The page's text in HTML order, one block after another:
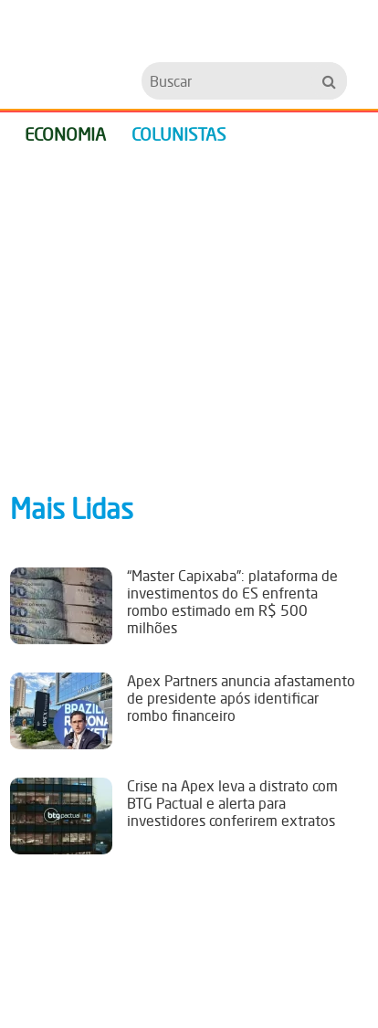
Buscar
ECONOMIA COLUNISTAS
Mais Lidas
“Master Capixaba”: plataforma de
investimentos do ES enfrenta
rombo estimado em R$ 500
milhões
Apex Partners anuncia afastamento
de presidente após identificar
rombo financeiro
Crise na Apex leva a distrato com
BTG Pactual e alerta para
investidores conferirem extratos